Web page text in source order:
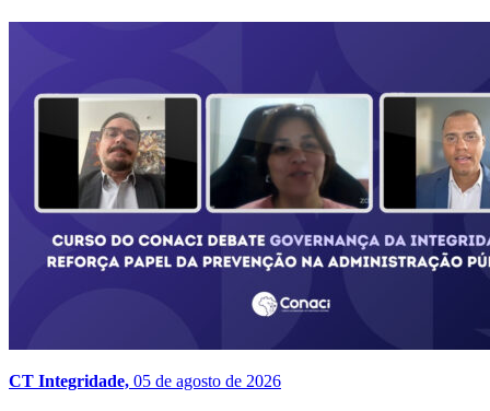
CT Integridade, 05 de agosto de 2026